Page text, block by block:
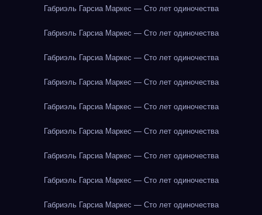
Габриэль Гарсиа Маркес — Сто лет одиночества
Габриэль Гарсиа Маркес — Сто лет одиночества
Габриэль Гарсиа Маркес — Сто лет одиночества
Габриэль Гарсиа Маркес — Сто лет одиночества
Габриэль Гарсиа Маркес — Сто лет одиночества
Габриэль Гарсиа Маркес — Сто лет одиночества
Габриэль Гарсиа Маркес — Сто лет одиночества
Габриэль Гарсиа Маркес — Сто лет одиночества
Габриэль Гарсиа Маркес — Сто лет одиночества